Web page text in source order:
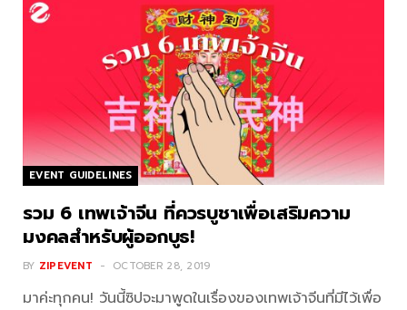
EVENT GUIDELINES
รวม 6 เทพเจ้าจีน ที่ควรบูชาเพื่อเสริมความ
มงคลสำหรับผู้ออกบูธ!
BY ZIPEVENT OCTOBER 28, 2019
มาค่ะทุกคน! วันนี้ซิปจะมาพูดในเรื่องของเทพเจ้าจีนที่มีไว้เพื่อ